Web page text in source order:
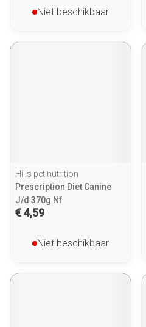
Niet beschikbaar
Hills pet nutrition
Prescription Diet Canine
J/d 370g Nf
€ 4,59
Niet beschikbaar